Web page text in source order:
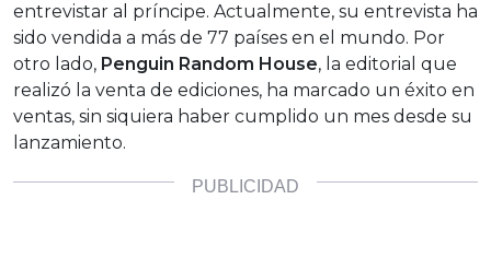
entrevistar al príncipe. Actualmente, su entrevista ha
sido vendida a más de 77 países en el mundo. Por
otro lado, Penguin Random House, la editorial que
realizó la venta de ediciones, ha marcado un éxito en
ventas, sin siquiera haber cumplido un mes desde su
lanzamiento.